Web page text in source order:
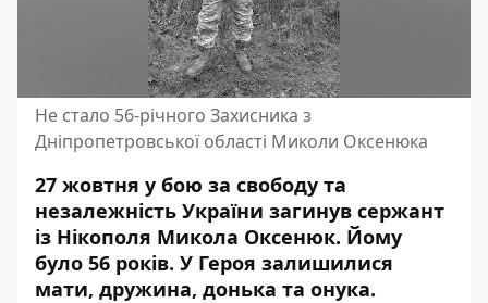
Не стало 56-річного Захисника з
Дніпропетровської області Миколи Оксенюка
27 жовтня у бою за свободу та
незалежність України загинув сержант
із Нікополя Микола Оксенюк. Йому
було 56 років. У Героя залишилися
мати, дружина, донька та онука.